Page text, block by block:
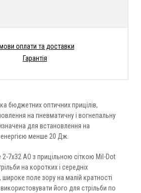
бюджетних оптичних прицілів,
на пневматичну і вогнепальну
для встановлення на
менше 20 Дж.
2-7x32 АО з прицільною сіткою Mil-Dot
на коротких і середніх
широке поле зору на малій кратності
його для стрільби по
оплати та доставки
Гарантія